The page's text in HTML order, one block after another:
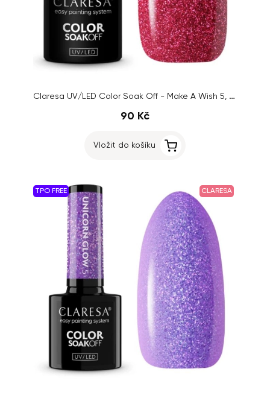
Claresa UV/LED Color Soak Off - Make A Wish 5, 5g
90 Kč
Vložit do košíku
TPO FREE CLARESA